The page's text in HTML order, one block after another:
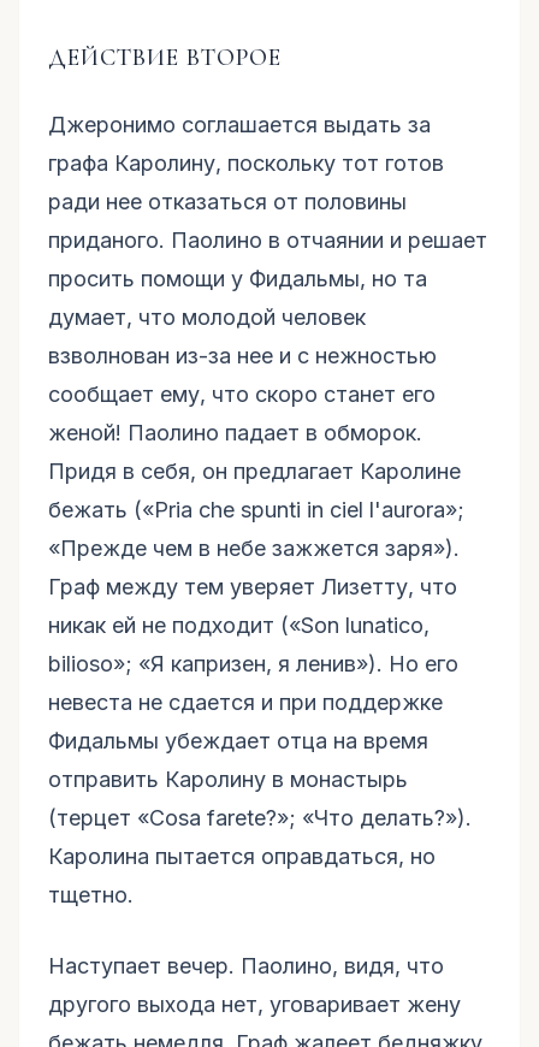
ДЕЙСТВИЕ ВТОРОЕ
Джеронимо соглашается выдать за
графа Каролину, поскольку тот готов
ради нее отказаться от половины
приданого. Паолино в отчаянии и решает
просить помощи у Фидальмы, но та
думает, что молодой человек
взволнован из-за нее и с нежностью
сообщает ему, что скоро станет его
женой! Паолино падает в обморок.
Придя в себя, он предлагает Каролине
бежать («Pria che spunti in ciel l'aurora»;
«Прежде чем в небе зажжется заря»).
Граф между тем уверяет Лизетту, что
никак ей не подходит («Son lunatico,
bilioso»; «Я капризен, я ленив»). Но его
невеста не сдается и при поддержке
Фидальмы убеждает отца на время
отправить Каролину в монастырь
(терцет «Cosa farete?»; «Что делать?»).
Каролина пытается оправдаться, но
тщетно.
Наступает вечер. Паолино, видя, что
другого выхода нет, уговаривает жену